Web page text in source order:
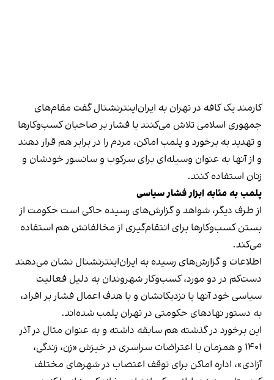
کارمند یک کافه در تهران به ایران‌اینترنشنال گفت مقام‌های
جمهوری اسلامی تلاش می‌کنند با فشار بر صاحبان کسب‌وکارها
و تهدید به برخورد و پلمب اماکن، مردم را در برابر هم قرار دهند
و از آنها به عنوان وسیله‌ای برای سرکوب و سانسور خودشان و
زنان استفاده کنند.
پلمب به مثابه ابزار فشار سیاسی
از طرف دیگر، شواهد و گزارش‌های رسیده حاکی است حکومت از
بستن کسب‌وکارها برای انتقام‌گیری از مخالفانش هم استفاده
می‌کند.
اطلاعات و گزارش‌های رسیده به ایران‌اینترنشنال نشان می‌دهند
دست‌کم در دو مورد، کسب‌وکار شهروندان به دلیل فعالیت
سیاسی خود آنها یا نزدیکانشان و با هدف اعمال فشار بر افراد،
به دستور نهادهای حکومتی در تهران پلمب شده‌اند.
این برخورد در گذشته هم سابقه داشته و به عنوان مثال در آذر
۱۴۰۱ و همزمان با اعتراضات سراسری در خیزش «زن، زندگی،
آزادی»، اداره اماکن برای توقف اعتصاب در شهرهای مختلف